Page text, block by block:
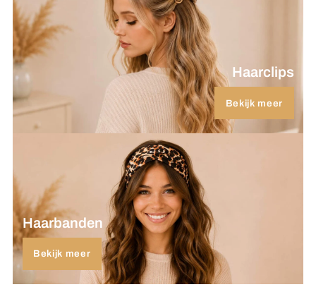
Haarclips
Bekijk meer
Haarbanden
Bekijk meer